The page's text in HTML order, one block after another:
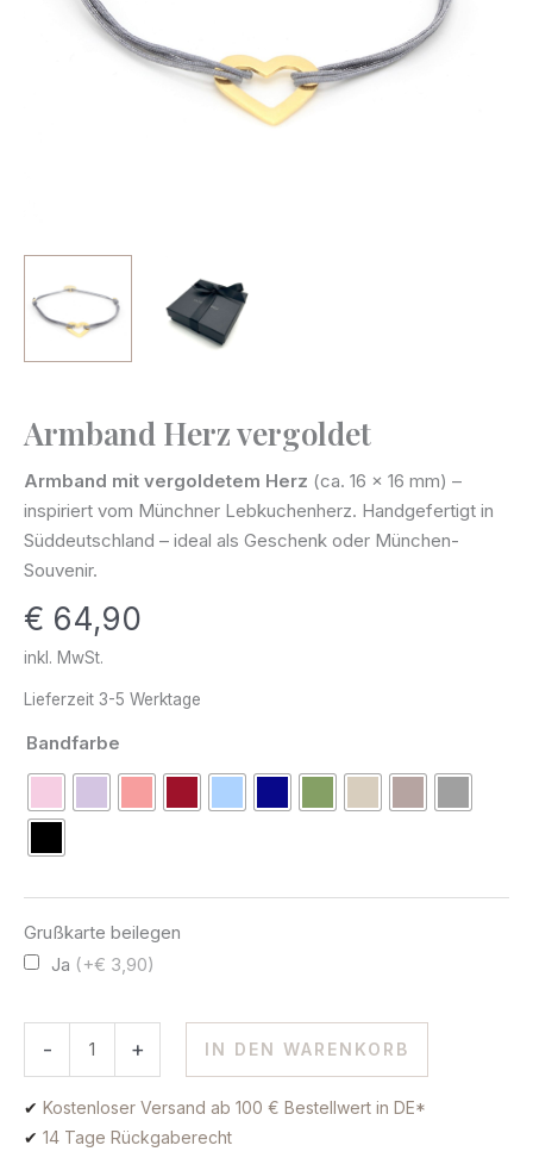
Armband Herz vergoldet
Armband mit vergoldetem Herz (ca. 16 x 16 mm) –
inspiriert vom Münchner Lebkuchenherz. Handgefertigt in
Süddeutschland – ideal als Geschenk oder München-
Souvenir.
€ 64,90
inkl. MwSt.
Lieferzeit 3-5 Werktage
Bandfarbe
Grußkarte beilegen
Ja (+€ 3,90)
-
Armband
Menge
+ IN DEN WARENKORB
✔ Kostenloser Versand ab 100 € Bestellwert in DE*
✔ 14 Tage Rückgaberecht